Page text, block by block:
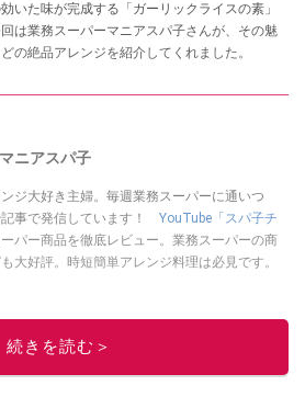
いた味が完成する「ガーリックライスの素」
は業務スーパーマニアスパ子さんが、その魅
の絶品アレンジを紹介してくれました。
ニアスパ子
ジ大好き主婦。毎週業務スーパーに通いつ
事で発信しています！ YouTube「スパ子チ
パー商品を徹底レビュー。業務スーパーの商
大好評。時短簡単アレンジ料理は必見です。
このイチオシストの他の記事を読む
続きを読む＞